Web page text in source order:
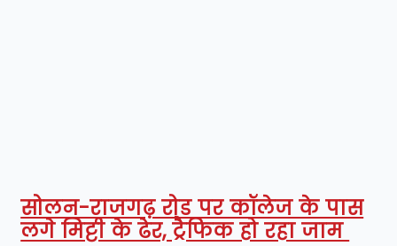
सोलन-राजगढ़ रोड पर कॉलेज के पास
लगे मिट्टी के ढेर, ट्रैफिक हो रहा जाम